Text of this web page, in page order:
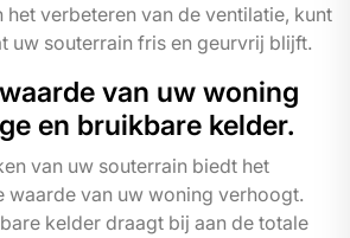
verbeteren van de ventilatie, kunt
uw souterrain fris en geurvrij blijft.
van uw woning
en bruikbare kelder.
van uw souterrain biedt het
waarde van uw woning verhoogt.
kelder draagt bij aan de totale